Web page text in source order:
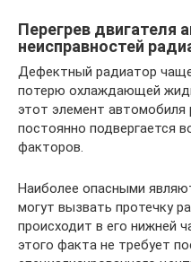
Перегрев двигателя
неисправностей
Дефектный радиатор
потерю охлаждающей
этот элемент автомобиля
постоянно подвергается
факторов.
Наиболее опасными
могут вызвать протечку
происходит в его нижней
этого факта не требует